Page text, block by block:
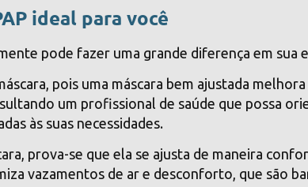
ideal para você
pode fazer uma grande diferença em sua
pois uma máscara bem ajustada
um profissional de saúde que possa
às suas necessidades.
prova-se que ela se ajusta de maneira
vazamentos de ar e desconforto, que são